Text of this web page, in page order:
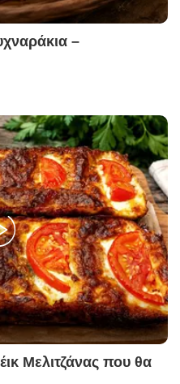
–
Μελιτζάνας που θα